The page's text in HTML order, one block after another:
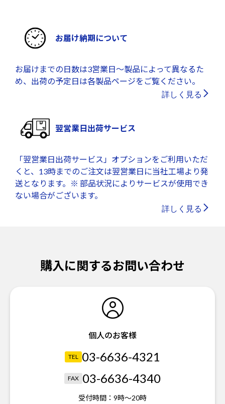
お届け納期について
お届けまでの日数は3営業日～製品によって異なるた
め、出荷の予定日は各製品ページをご覧ください。
詳しく見る
翌営業日出荷サービス
「翌営業日出荷サービス」オプションをご利用いただ
くと、13時までのご注文は翌営業日に当社工場より発
送となります。※ 部品状況によりサービスが使用でき
ない場合がございます。
詳しく見る
購入に関するお問い合わせ
個人のお客様
TEL 03-6636-4321
FAX 03-6636-4340
受付時間： 9時～20時